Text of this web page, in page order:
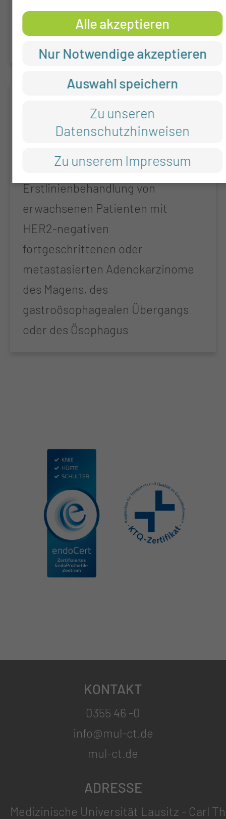
Cancer Requiring Palliative
Systemic Therapy
Eine nationale, prospektive, nicht-
IMP plus Chemotherapie in der
Erstlinienbehandlung von
erwachsenen Patienten mit
HER2-negativen
fortgeschrittenen oder
metastasierten Adenokarzinome
des Magens, des
gastroösophagealen Übergangs
oder des Ösophagus
KONTAKT
0355 46 -0
info@mul-ct.de
mul-ct.de
ADRESSE
Medizinische Universität Lausitz - Carl
Alle akzeptieren
Nur Notwendige akzeptieren
Auswahl speichern
Zu unseren
Datenschutzhinweisen
Zu unserem Impressum